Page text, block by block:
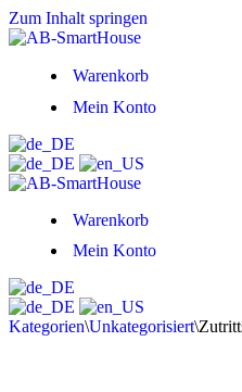
Zum Inhalt springen
Warenkorb
Mein Konto
Warenkorb
Mein Konto
Kategorien\Unkategorisiert\